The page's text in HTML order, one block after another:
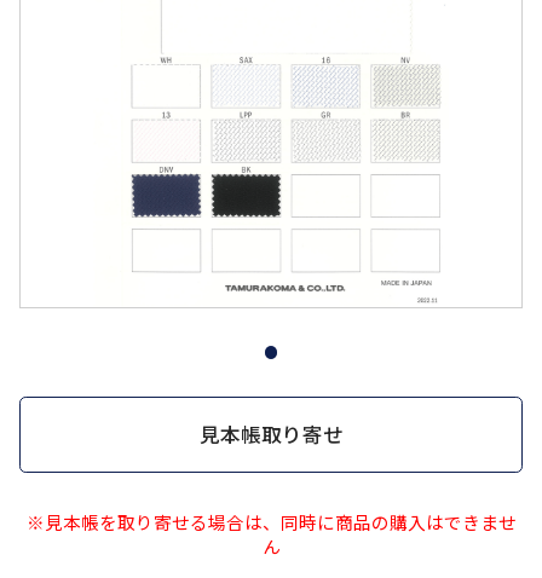
見本帳取り寄せ
※見本帳を取り寄せる場合は、同時に商品の購入はできませ
ん